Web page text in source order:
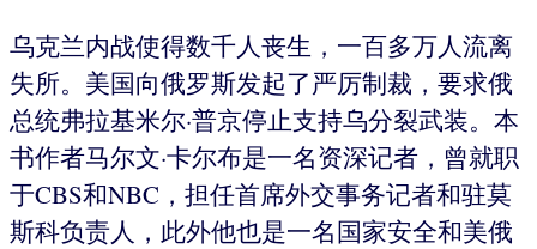
乌克兰内战使得数千人丧生，一百多万人流离
失所。美国向俄罗斯发起了严厉制裁，要求俄
总统弗拉基米尔·普京停止支持乌分裂武装。本
书作者马尔文·卡尔布是一名资深记者，曾就职
于CBS和NBC，担任首席外交事务记者和驻莫
斯科负责人，此外他也是一名国家安全和美俄